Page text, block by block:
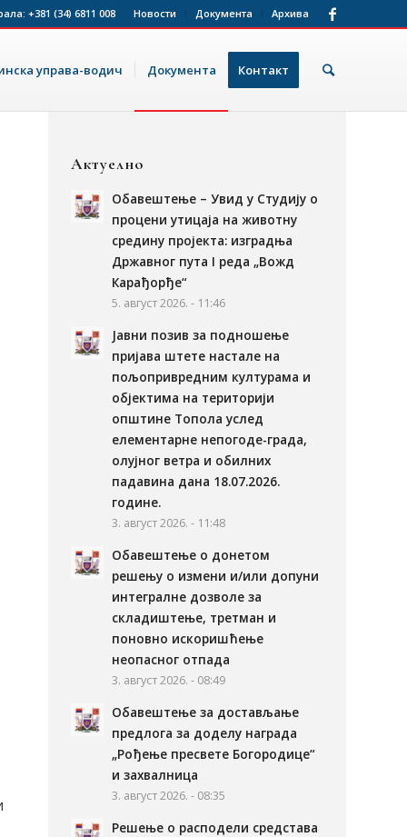
Новости Документа Архива
+381 (34) 6811 008
управа-водич Документа Контакт
Актуелно
Обавештење – Увид у Студију о
процени утицаја на животну
средину пројекта: изградња
Државног пута I реда „Вожд
Карађорђе“
5. август 2026. - 11:46
Јавни позив за подношење
пријава штете настале на
пољопривредним културама и
објектима на територији
општине Топола услед
елементарне непогоде-града,
олујног ветра и обилних
падавина дана 18.07.2026.
године.
3. август 2026. - 11:48
Обавештење о донетом
решењу о измени и/или допуни
интегралне дозволе за
складиштење, третман и
поновно искоришћење
неопасног отпада
3. август 2026. - 08:49
Обавештење за достављање
предлога за доделу награда
„Рођење пресвете Богородице“
и захвалница
3. август 2026. - 08:35
Решење о расподели средстава